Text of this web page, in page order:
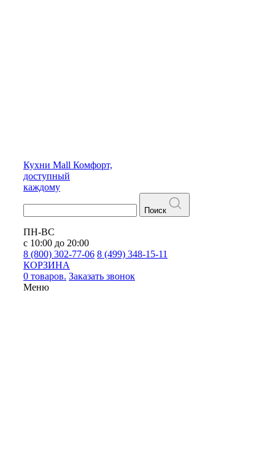
Кухни Mall Комфорт,
доступный
каждому
Поиск
ПН-ВС
с 10:00 до 20:00
8 (800) 302-77-06 8 (499) 348-15-11
КОРЗИНА
0 товаров. Заказать звонок
Меню